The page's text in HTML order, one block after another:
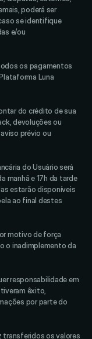
poderá ser
se identifique
e/ou
os pagamentos
Luna
do crédito de sua
devoluções ou
prévio ou
do Usuário será
manhã e 17h da tarde
estarão disponíveis
ao final destes
motivo de força
o inadimplemento da
responsabilidade em
êxito,
por parte do
transferidos os valores